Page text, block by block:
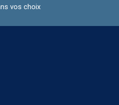
vos choix